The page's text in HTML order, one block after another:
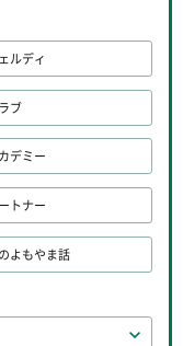
ルディ
ブ
デミー
トナー
よもやま話